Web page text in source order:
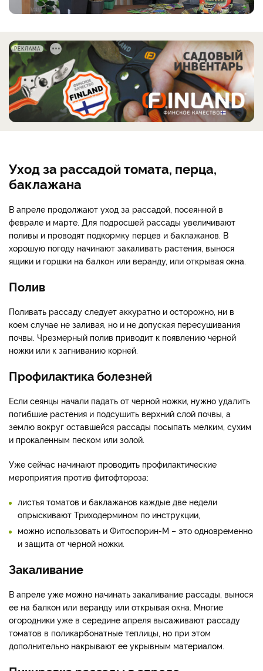
РЕКЛАМА
Уход за рассадой томата, перца,
баклажана
В апреле продолжают уход за рассадой, посеянной в
феврале и марте. Для подросшей рассады увеличивают
поливы и проводят подкормку перцев и баклажанов. В
хорошую погоду начинают закаливать растения, вынося
ящики и горшки на балкон или веранду, или открывая окна.
Полив
Поливать рассаду следует аккуратно и осторожно, ни в
коем случае не заливая, но и не допуская пересушивания
почвы. Чрезмерный полив приводит к появлению черной
ножки или к загниванию корней.
Профилактика болезней
Если сеянцы начали падать от черной ножки, нужно удалить
погибшие растения и подсушить верхний слой почвы, а
землю вокруг оставшейся рассады посыпать мелким, сухим
и прокаленным песком или золой.
Уже сейчас начинают проводить профилактические
мероприятия против фитофтороза:
листья томатов и баклажанов каждые две недели
опрыскивают Триходермином по инструкции,
можно использовать и Фитоспорин-М – это одновременно
и защита от черной ножки.
Закаливание
В апреле уже можно начинать закаливание рассады, вынося
ее на балкон или веранду или открывая окна. Многие
огородники уже в середине апреля высаживают рассаду
томатов в поликарбонатные теплицы, но при этом
дополнительно накрывают ее укрывным материалом.